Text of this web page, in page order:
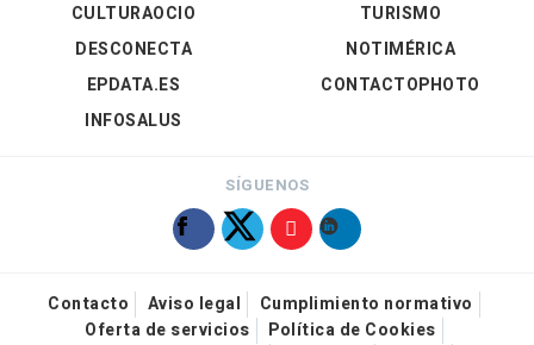
CULTURAOCIO
DESCONECTA
EPDATA.ES
INFOSALUS
TURISMO
NOTIMÉRICA
CONTACTOPHOTO
SÍGUENOS
Contacto Aviso legal
Cumplimiento normativo
Oferta de servicios
Política de Cookies